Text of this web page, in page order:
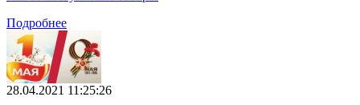
Подробнее
28.04.2021 11:25:26